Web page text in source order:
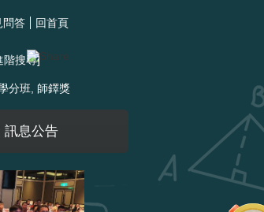
問答 回首頁
階搜尋
分班 師鐸獎
訊息公告